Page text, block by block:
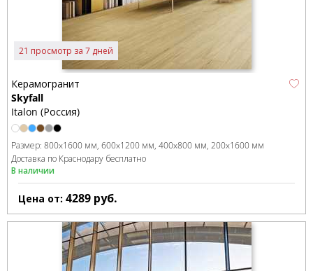
21 просмотр за 7 дней
Керамогранит
Skyfall
Italon (Россия)
Размер: 800x1600 мм 600x1200 мм 400x800 мм 200x1600 мм
Доставка по Краснодару бесплатно
В наличии
Цена от: 4289 руб.